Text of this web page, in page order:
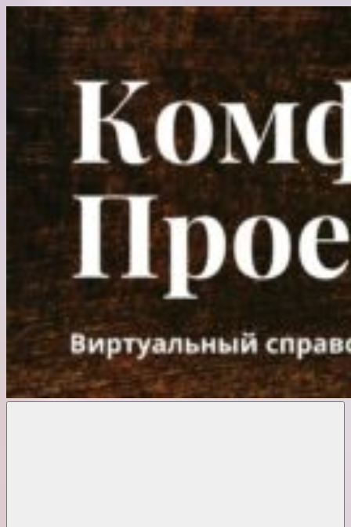
Перейти
содержимому